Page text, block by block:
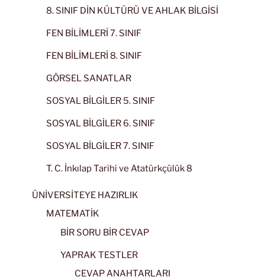
8. SINIF DİN KÜLTÜRÜ VE AHLAK BİLGİSİ
FEN BİLİMLERİ 7. SINIF
FEN BİLİMLERİ 8. SINIF
GÖRSEL SANATLAR
SOSYAL BİLGİLER 5. SINIF
SOSYAL BİLGİLER 6. SINIF
SOSYAL BİLGİLER 7. SINIF
T. C. İnkılap Tarihi ve Atatürkçülük 8
ÜNİVERSİTEYE HAZIRLIK
MATEMATİK
BİR SORU BİR CEVAP
YAPRAK TESTLER
CEVAP ANAHTARLARI